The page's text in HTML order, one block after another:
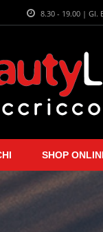
8.30 - 19.00 | GI.
SHOP